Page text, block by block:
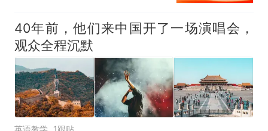
40年前，他们来中国开了一场演唱会，
观众全程沉默
英语教学 1跟贴